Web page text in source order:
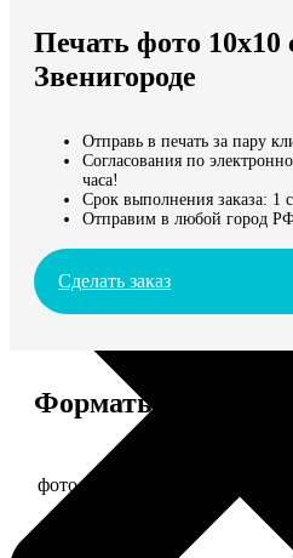
Мы доставляем по всему миру
Продолжить без города
Печать фото 10х10
Звенигороде
Отправь в печать за пару
Согласования по
часа!
Срок выполнения заказа: 1
Отправим в любой город
Сделать заказ
Форматы и цены
фото 10х10 в деревянной рамке